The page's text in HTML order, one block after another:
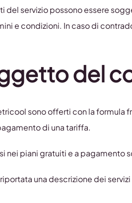
del servizio possono essere
e condizioni. In caso di
del
sono offerti con la formula
di una tariffa.
nei piani gratuiti e a pagamento
una descrizione dei